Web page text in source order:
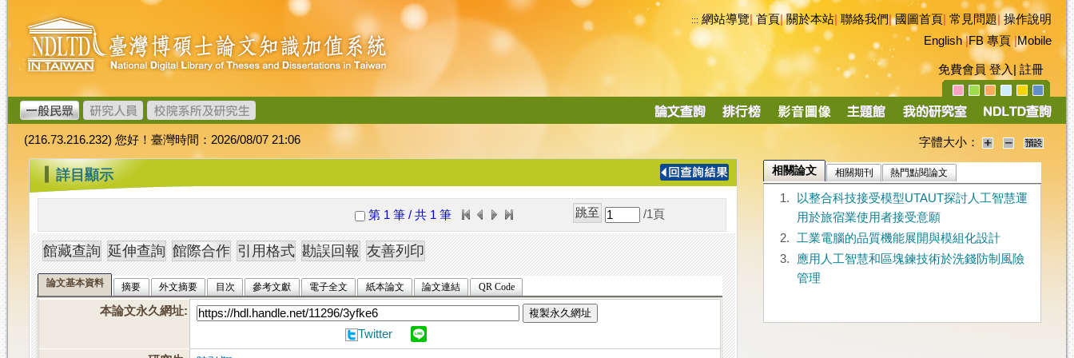
跳
到
主
要
內
容
臺
灣
博
碩
士
論
文
加
值
系
統
::: 網站導覽|首頁|關於本站 聯絡我們|國圖首頁 常見問題|操作說明
English|FB 專頁|Mobile
免費會員 登入 註冊
導
(216.73.216.232) 您好！臺灣時間：2026/08/07 21:06 字體大小：
::: 詳目顯示
第 1 筆 / 共 1 筆 /1 頁
論文基本資料 摘要 外文摘要 目次 參考文獻 電子全文 紙本論文 論文連結 QR Code
本論文永久網址: 複製永久網址
Twitter
相關論文 相關期刊 熱門點閱論文
1.
以整合科技接受模型UTAUT探討人工智慧運
用於旅宿業使用者接受意願
2.
工業電腦的品質機能展開與模組化設計
3.
應用人工智慧和區塊鍊技術於洗錢防制風險
管理